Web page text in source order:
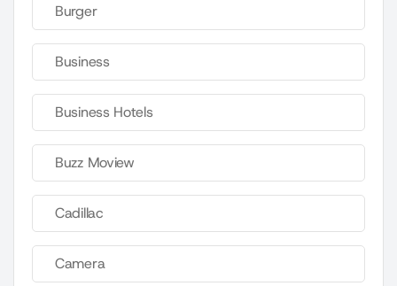
Burger
Business
Business Hotels
Buzz Moview
Cadillac
Camera